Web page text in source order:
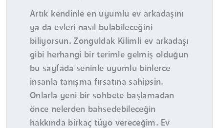
Artık kendinle en uyumlu ev arkadaşını
ya da evleri nasıl bulabileceğini
biliyorsun. Zonguldak Kilimli ev arkadaşı
gibi herhangi bir terimle gelmiş olduğun
bu sayfada seninle uyumlu binlerce
insanla tanışma fırsatına sahipsin.
Onlarla yeni bir sohbete başlamadan
önce nelerden bahsedebileceğin
hakkında birkaç tüyo vereceğim. Ev